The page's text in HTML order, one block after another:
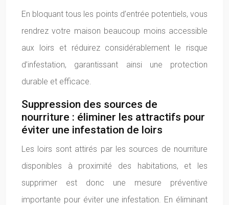
En bloquant tous les points d’entrée potentiels, vous
rendrez votre maison beaucoup moins accessible
aux loirs et réduirez considérablement le risque
d’infestation, garantissant ainsi une protection
durable et efficace.
Suppression des sources de
nourriture : éliminer les attractifs pour
éviter une infestation de loirs
Les loirs sont attirés par les sources de nourriture
disponibles à proximité des habitations, et les
supprimer est donc une mesure préventive
importante pour éviter une infestation. En éliminant